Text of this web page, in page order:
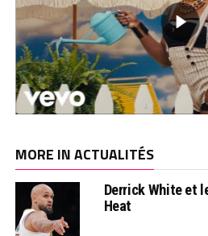
MORE IN ACTUALITÉS
Derrick White et
Heat